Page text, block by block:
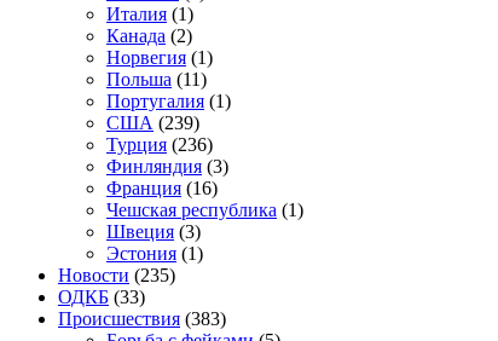
Италия (1)
Канада (2)
Норвегия (1)
Польша (11)
Португалия (1)
США (239)
Турция (236)
Финляндия (3)
Франция (16)
Чешская республика (1)
Швеция (3)
Эстония (1)
Новости (235)
ОДКБ (33)
Происшествия (383)